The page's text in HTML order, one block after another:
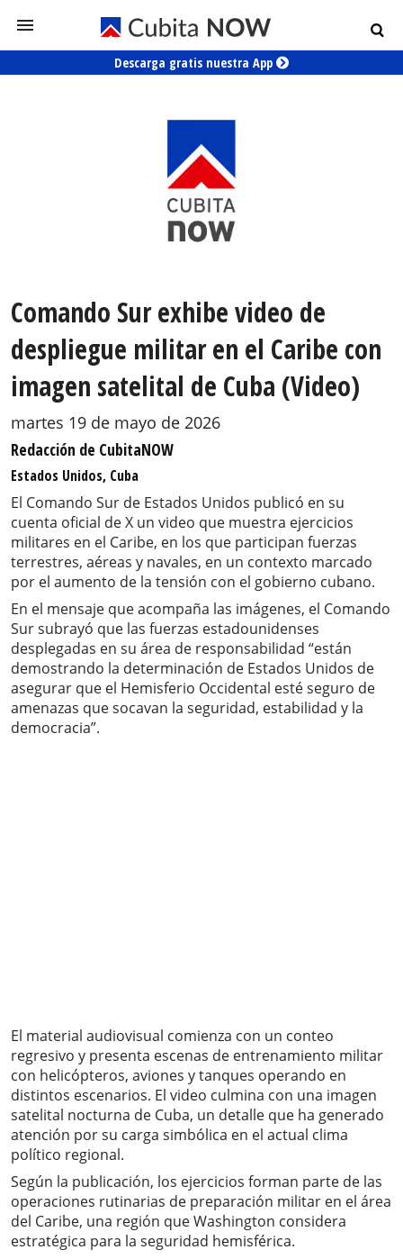
Descarga gratis nuestra App
Comando Sur exhibe video de
despliegue militar en el Caribe con
imagen satelital de Cuba (Video)
martes 19 de mayo de 2026
Redacción de CubitaNOW
Estados Unidos, Cuba
El Comando Sur de Estados Unidos publicó en su
cuenta oficial de X un video que muestra ejercicios
militares en el Caribe, en los que participan fuerzas
terrestres, aéreas y navales, en un contexto marcado
por el aumento de la tensión con el gobierno cubano.
En el mensaje que acompaña las imágenes, el Comando
Sur subrayó que las fuerzas estadounidenses
desplegadas en su área de responsabilidad “están
demostrando la determinación de Estados Unidos de
asegurar que el Hemisferio Occidental esté seguro de
amenazas que socavan la seguridad, estabilidad y la
democracia”.
El material audiovisual comienza con un conteo
regresivo y presenta escenas de entrenamiento militar
con helicópteros, aviones y tanques operando en
distintos escenarios. El video culmina con una imagen
satelital nocturna de Cuba, un detalle que ha generado
atención por su carga simbólica en el actual clima
político regional.
Según la publicación, los ejercicios forman parte de las
operaciones rutinarias de preparación militar en el área
del Caribe, una región que Washington considera
estratégica para la seguridad hemisférica.